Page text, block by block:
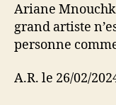
Ariane
grand artiste
personne
A.R. le 26/02/